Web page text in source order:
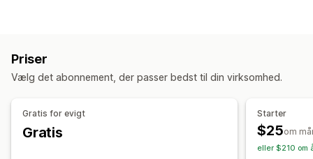
Tilpasning
Videoredigering
Videoskabeloner
Priser
Vælg det abonnement, der passer bedst til din virksomhed.
Gratis for evigt
Gratis
Starter
$25om
eller $210 om